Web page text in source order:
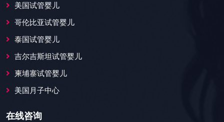
美国试管婴儿
哥伦比亚试管婴儿
泰国试管婴儿
吉尔吉斯坦试管婴儿
柬埔寨试管婴儿
美国月子中心
在线咨询